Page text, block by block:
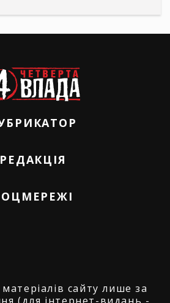
РЕДАКЦІЯ
сайту лише за